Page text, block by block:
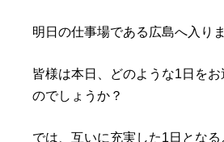
明日の仕事場である広島へ入りま
皆様は本日、どのような1日を
のでしょうか？
では、互いに充実した1日とな